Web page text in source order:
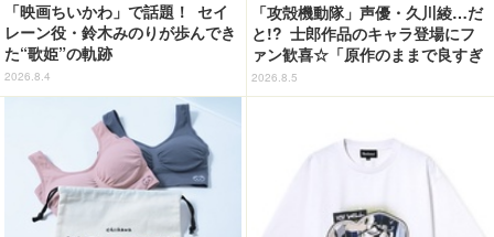
「映画ちいかわ」で話題！ セイ
レーン役・鈴木みのりが歩んでき
た“歌姫”の軌跡
2026.8.4
「攻殻機動隊」声優・久川綾…だ
と!? 士郎作品のキャラ登場にフ
ァン歓喜☆「原作のままで良すぎ
るな」「脳の処理が追いつかない
よお」…第5話【ネタバレあり反
2026.8.5